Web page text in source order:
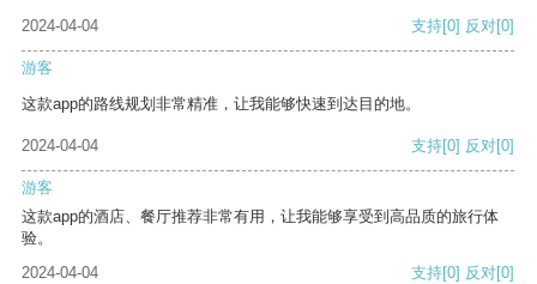
2024-04-04 支持[0] 反对[0]
游客
这款app的路线规划非常精准，让我能够快速到达目的地。
2024-04-04 支持[0] 反对[0]
游客
这款app的酒店、餐厅推荐非常有用，让我能够享受到高品质的旅行体
验。
2024-04-04
支持[0] 反对[0]